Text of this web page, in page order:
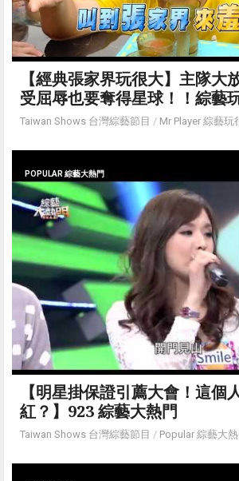
【經典張家界玩很大】主隊大
受屈辱也要奪得星球！！綜藝
Taiwan Shows 台灣綜藝節目 / Mr Player 綜藝玩
POPULAR 綜藝大熱門
【明星掛保證引薦大會！這個
紅？】923 綜藝大熱門
Taiwan Shows 台灣綜藝節目 / Popular 綜藝大